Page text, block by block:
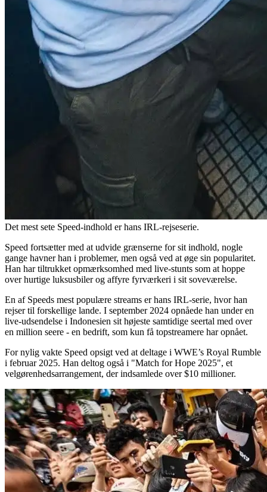
Det mest sete Speed-indhold er hans IRL-rejseserie.
Speed fortsætter med at udvide grænserne for sit indhold, nogle
gange havner han i problemer, men også ved at øge sin popularitet.
Han har tiltrukket opmærksomhed med live-stunts som at hoppe
over hurtige luksusbiler og affyre fyrværkeri i sit soveværelse.
En af Speeds mest populære streams er hans IRL-serie, hvor han
rejser til forskellige lande. I september 2024 opnåede han under en
live-udsendelse i Indonesien sit højeste samtidige seertal med over
en million seere - en bedrift, som kun få topstreamere har opnået.
For nylig vakte Speed opsigt ved at deltage i WWE’s Royal Rumble
i februar 2025. Han deltog også i "Match for Hope 2025", et
velgørenhedsarrangement, der indsamlede over $10 millioner.